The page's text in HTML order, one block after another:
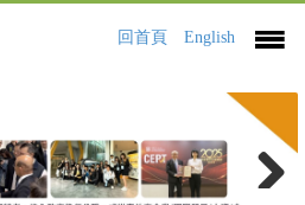
回首頁 English